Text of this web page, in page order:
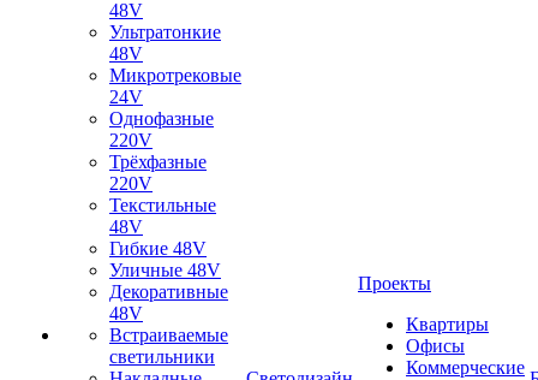
48V
Ультратонкие
48V
Микротрековые
24V
Однофазные
220V
Трёхфазные
220V
Текстильные
48V
Гибкие 48V
Уличные 48V
Декоративные
48V
Встраиваемые
светильники
Проекты
Квартиры
Офисы
Коммерческие